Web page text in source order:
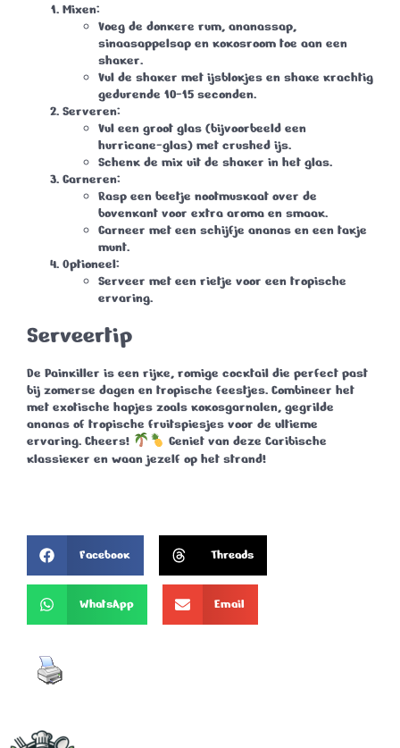
Mixen:
Voeg de donkere rum, ananassap,
sinaasappelsap en kokosroom toe aan een
shaker.
Vul de shaker met ijsblokjes en shake krachtig
gedurende 10-15 seconden.
Serveren:
Vul een groot glas (bijvoorbeeld een
hurricane-glas) met crushed ijs.
Schenk de mix uit de shaker in het glas.
Garneren:
Rasp een beetje nootmuskaat over de
bovenkant voor extra aroma en smaak.
Garneer met een schijfje ananas en een takje
munt.
Optioneel:
Serveer met een rietje voor een tropische
ervaring.
Serveertip
De Painkiller is een rijke, romige cocktail die perfect past
bij zomerse dagen en tropische feestjes. Combineer het
met exotische hapjes zoals kokosgarnalen, gegrilde
ananas of tropische fruitspiesjes voor de ultieme
ervaring. Cheers!
Geniet van deze Caribische
klassieker en waan jezelf op het strand!
Facebook Threads
WhatsApp Email